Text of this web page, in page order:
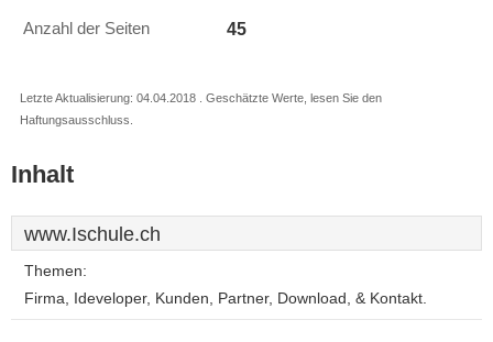
Anzahl der Seiten 45
Letzte Aktualisierung: 04.04.2018 . Geschätzte Werte, lesen Sie den
Haftungsausschluss.
Inhalt
www.Ischule.ch
Themen:
Firma, Ideveloper, Kunden, Partner, Download, & Kontakt.